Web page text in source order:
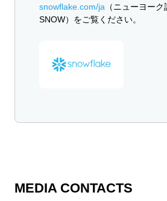
snowflake.com/ja （ニューヨーク
SNOW）をご覧ください。
MEDIA CONTACTS